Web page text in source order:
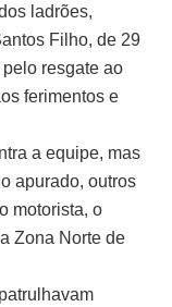
ladrões,
Filho, de 29
resgate ao
ferimentos e
a equipe, mas
apurado, outros
motorista, o
Zona Norte de